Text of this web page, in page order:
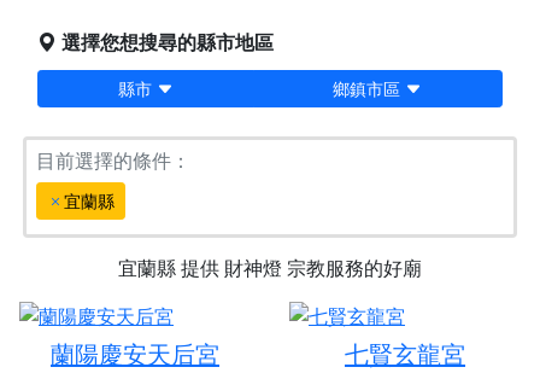
選擇您想搜尋的縣市地區
縣市 鄉鎮市區
目前選擇的條件：
宜蘭縣
宜蘭縣提供 財神燈 宗教服務的好廟
蘭陽慶安天后宮 七賢玄龍宮